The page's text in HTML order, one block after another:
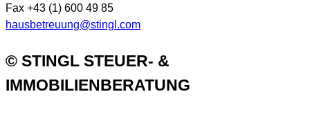
Fax +43 (1) 600 49 85
hausbetreuung@stingl.com
© STINGL STEUER- &
IMMOBILIENBERATUNG